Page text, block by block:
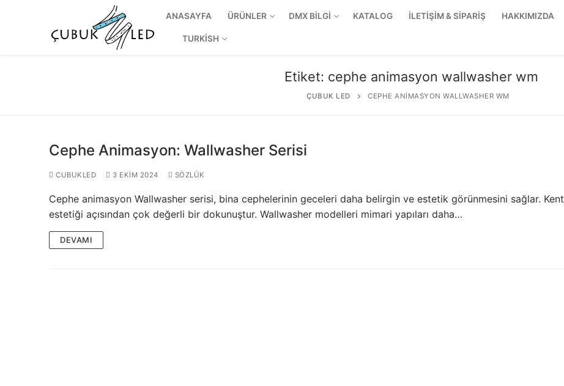
ANASAYFA ÜRÜNLER DMX BİLGİ KATALOG İLETİŞİM & SİPARİŞ HAKKIMIZDA
TURKISH
ANASAYFA
Etiket: cephe animasyon wallwasher wm
ÇUBUK LED CEPHE ANIMASYON WALLWASHER WM
Cephe Animasyon: Wallwasher Serisi
CUBUKLED 3 EKIM 2024 SÖZLÜK
Cephe animasyon Wallwasher serisi, bina cephelerinin geceleri daha belirgin ve estetik görünmesini sağlar. Kent
estetiği açısından çok değerli bir dokunuştur. Wallwasher modelleri mimari yapıları daha…
DEVAMI